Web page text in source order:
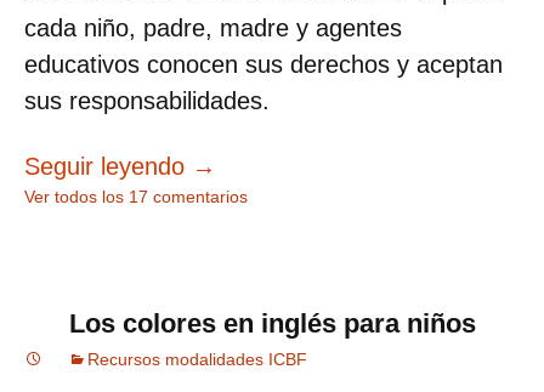
cada niño, padre, madre y agentes
educativos conocen sus derechos y aceptan
sus responsabilidades.
Seguir leyendo ¿Qué es un Pacto de
→
Ver todos los 17 comentarios
Los colores en inglés para niños
Recursos modalidades ICBF